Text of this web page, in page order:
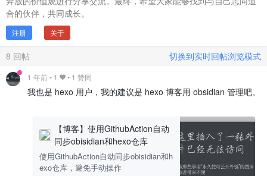
合的伙伴，共同成长。
注册 关于
8 回帖 切换到实时回帖浏览模式
1 年前• 1 • 1 赞同
我也是 hexo 用户，我的建议是 hexo 博客用 obsidian 管理吧。
【博客】使用GithubAction自动
同步obisidian和hexo仓库
使用GithubAction自动同步obisidian和h
exo仓库，避免手动操作